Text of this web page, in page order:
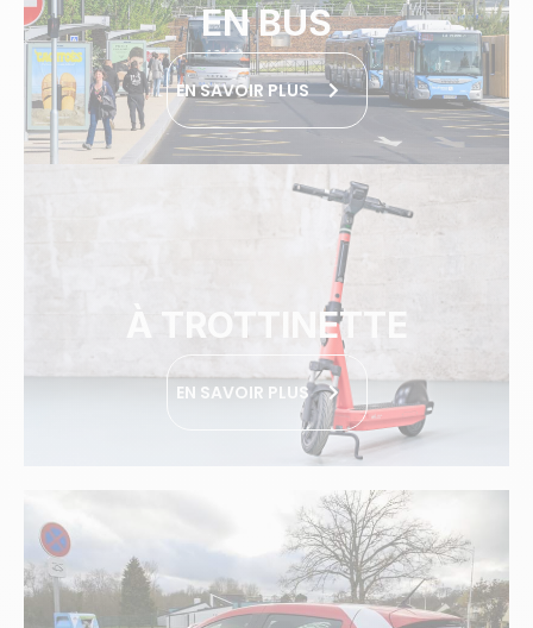
EN BUS
EN SAVOIR PLUS
À TROTTINETTE
EN SAVOIR PLUS